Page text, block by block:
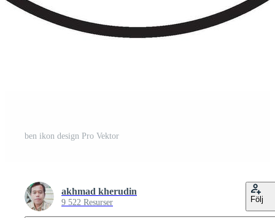
ben ikon design Pro Vektor
akhmad kherudin
9 522 Resurser Följ